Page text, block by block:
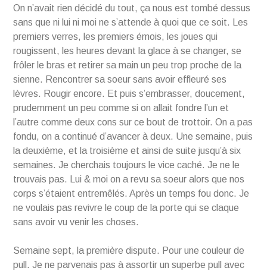
On n’avait rien décidé du tout, ça nous est tombé dessus
sans que ni lui ni moi ne s’attende à quoi que ce soit. Les
premiers verres, les premiers émois, les joues qui
rougissent, les heures devant la glace à se changer, se
frôler le bras et retirer sa main un peu trop proche de la
sienne. Rencontrer sa soeur sans avoir effleuré ses
lèvres. Rougir encore. Et puis s’embrasser, doucement,
prudemment un peu comme si on allait fondre l’un et
l’autre comme deux cons sur ce bout de trottoir. On a pas
fondu, on a continué d’avancer à deux. Une semaine, puis
la deuxième, et la troisième et ainsi de suite jusqu’à six
semaines. Je cherchais toujours le vice caché. Je ne le
trouvais pas. Lui & moi on a revu sa soeur alors que nos
corps s’étaient entremêlés. Après un temps fou donc. Je
ne voulais pas revivre le coup de la porte qui se claque
sans avoir vu venir les choses.
Semaine sept, la première dispute. Pour une couleur de
pull. Je ne parvenais pas à assortir un superbe pull avec